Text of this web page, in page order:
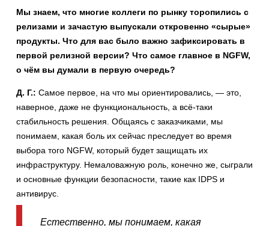
Мы знаем, что многие коллеги по рынку торопились с
релизами и зачастую выпускали откровенно «сырые»
продукты. Что для вас было важно зафиксировать в
первой релизной версии? Что самое главное в NGFW,
о чём вы думали в первую очередь?
Д. Г.: Самое первое, на что мы ориентировались, — это,
наверное, даже не функциональность, а всё-таки
стабильность решения. Общаясь с заказчиками, мы
понимаем, какая боль их сейчас преследует во время
выбора того NGFW, который будет защищать их
инфраструктуру. Немаловажную роль, конечно же, сыграли
и основные функции безопасности, такие как IDPS и
антивирус.
Естественно, мы понимаем, какая